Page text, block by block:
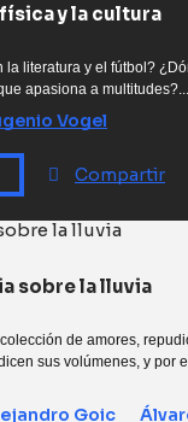
y la cultura
la literatura y el fútbol?
apasiona a multitudes?...
Vogel
Compartir
sobre la lluvia
de amores,
sus volúmenes, y por
Goic